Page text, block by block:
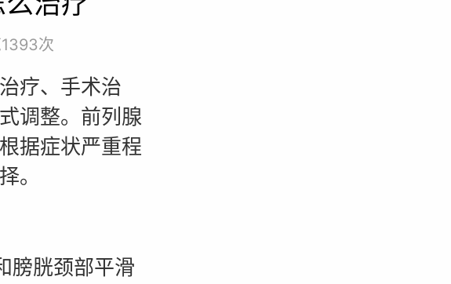
1393次
疗、手术治
调整。前列腺
据症状严重程
。
胱颈部平滑